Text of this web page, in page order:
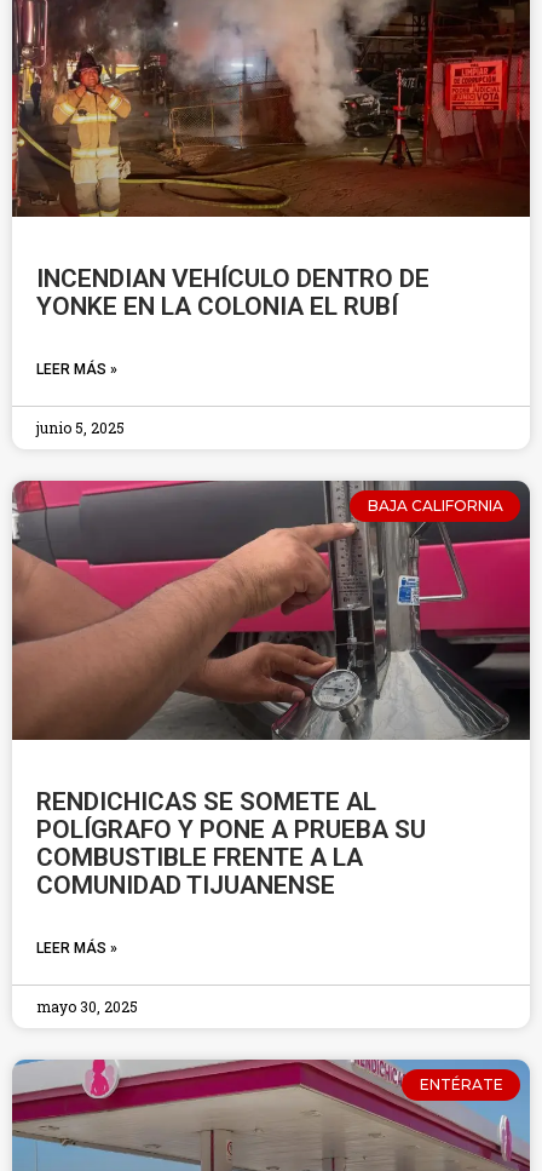
INCENDIAN VEHÍCULO DENTRO DE
YONKE EN LA COLONIA EL RUBÍ
LEER MÁS »
junio 5, 2025
BAJA CALIFORNIA
RENDICHICAS SE SOMETE AL
POLÍGRAFO Y PONE A PRUEBA SU
COMBUSTIBLE FRENTE A LA
COMUNIDAD TIJUANENSE
LEER MÁS »
mayo 30, 2025
ENTÉRATE